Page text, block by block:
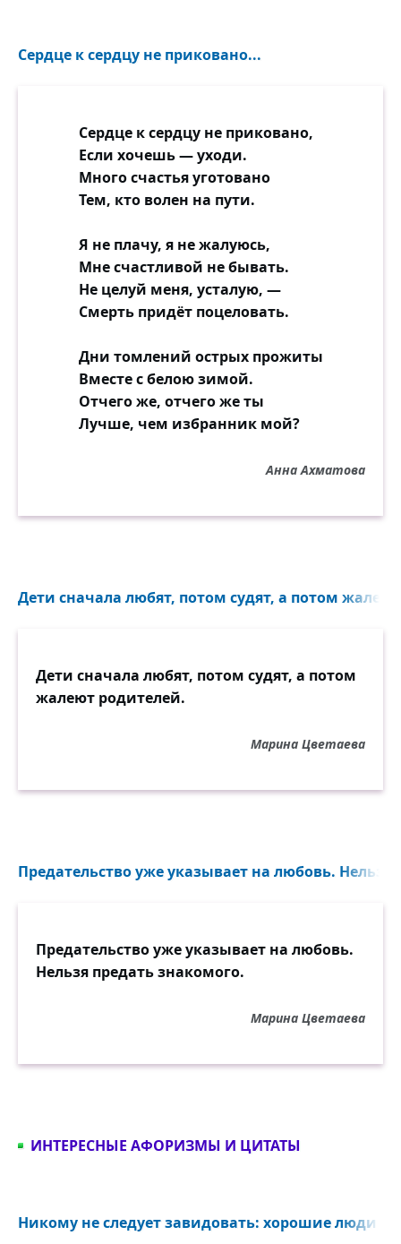
Сердце к сердцу не приковано...
Сердце к сердцу не приковано,
Если хочешь — уходи.
Много счастья уготовано
Тем, кто волен на пути.
Я не плачу, я не жалуюсь,
Мне счастливой не бывать.
Не целуй меня, усталую, —
Смерть придёт поцеловать.
Дни томлений острых прожиты
Вместе с белою зимой.
Отчего же, отчего же ты
Лучше, чем избранник мой?
Анна Ахматова
Дети сначала любят, потом судят, а потом
Дети сначала любят, потом судят, а потом
жалеют родителей.
Марина Цветаева
Предательство уже указывает на любовь. Нельзя
Предательство уже указывает на любовь.
Нельзя предать знакомого.
Марина Цветаева
ИНТЕРЕСНЫЕ АФОРИЗМЫ И ЦИТАТЫ
Никому не следует завидовать: хорошие люди